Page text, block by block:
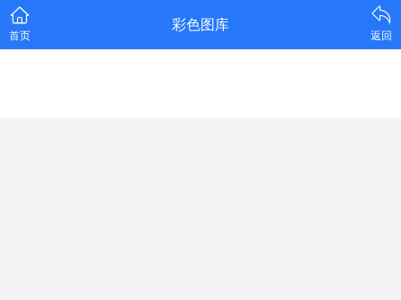
首页
彩色图库
返回